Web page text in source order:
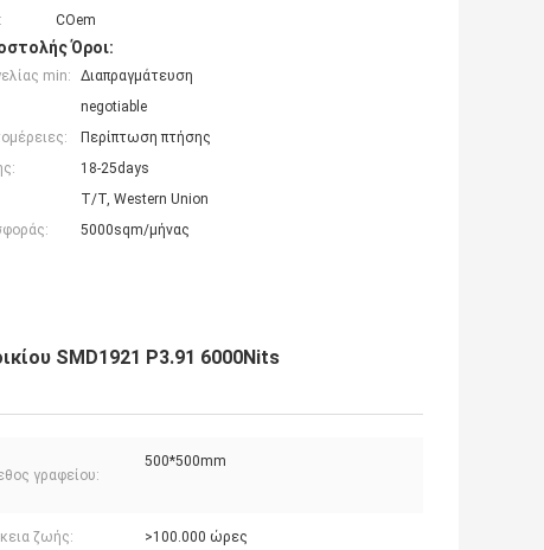
COem
Όροι:
min:
Διαπραγμάτευση
negotiable
Περίπτωση πτήσης
18-25days
T/T, Western Union
5000sqm/μήνας
SMD1921 P3.91 6000Nits
γραφείου:
500*500mm
ζωής: >100.000 ώρες